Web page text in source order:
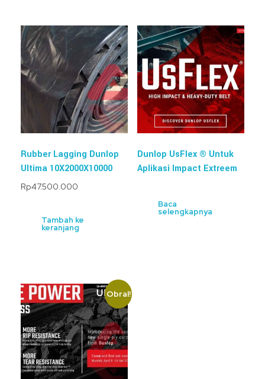
Rubber Lagging Dunlop
Ultima 10X2000X10000
Rp47.500.000
Tambah ke
keranjang
Dunlop UsFlex ® Untuk
Aplikasi Impact Extreem
Baca
selengkapnya
Obral!